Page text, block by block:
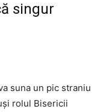
singur
suna un pic straniu
rolul Bisericii